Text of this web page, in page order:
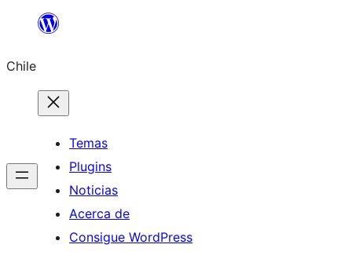
Saltar
contenido
Chile
Temas
Plugins
Noticias
Acerca de
Consigue WordPress